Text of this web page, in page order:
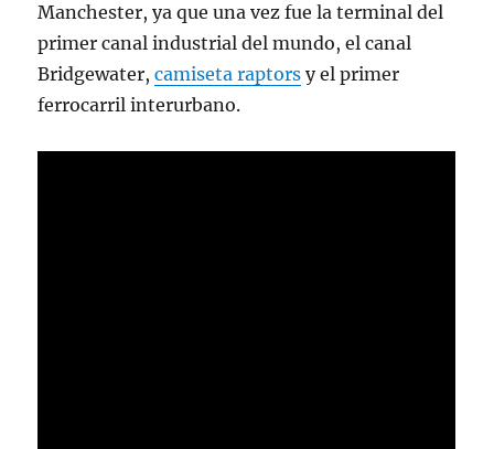
Manchester, ya que una vez fue la terminal del
primer canal industrial del mundo, el canal
Bridgewater,camiseta raptors y el primer
ferrocarril interurbano.